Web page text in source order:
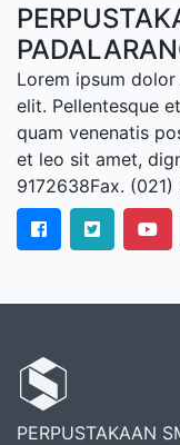
Lorem ipsum
elit. Pellentesque
quam venenatis
et leo sit amet,
9172638Fax. (021)
PERPUSTAKAAN